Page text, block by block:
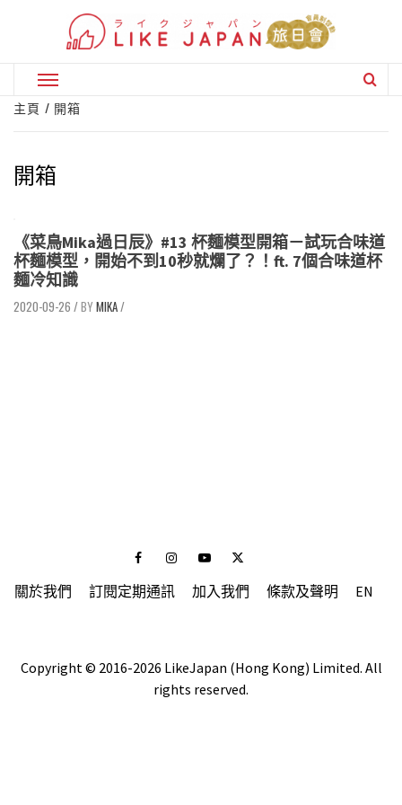
Primary
Menu
主頁 開箱
開箱
《菜鳥Mika過日辰》#13 杯麵模型開箱－試玩合味道
杯麵模型，開始不到10秒就爛了？！ft. 7個合味道杯
麵冷知識
2020-09-26 / MIKA/
FacebookInstagramYoutubeTwitter
關於我們 訂閱定期通訊 加入我們 條款及聲明 EN
Copyright © 2016-2026 LikeJapan (Hong Kong) Limited. All
rights reserved.